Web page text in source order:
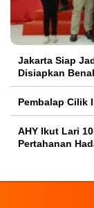
Jakarta Siap
Disiapkan
Pembalap Cilik
AHY Ikut Lari
Pertahanan